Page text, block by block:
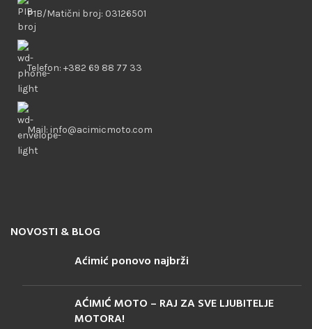
PIB/Matični broj: 03126501
Telefon: +382 69 88 77 33
Mail: info@acimicmoto.com
NOVOSTI & BLOG
Aćimić ponovo najbrži
AĆIMIĆ MOTO – RAJ ZA SVE LJUBITELJE
MOTORA!